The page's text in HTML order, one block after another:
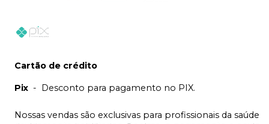
Cartão de crédito
Pix - Desconto para pagamento no PIX.
Nossas vendas são exclusivas para profissionais da saúde